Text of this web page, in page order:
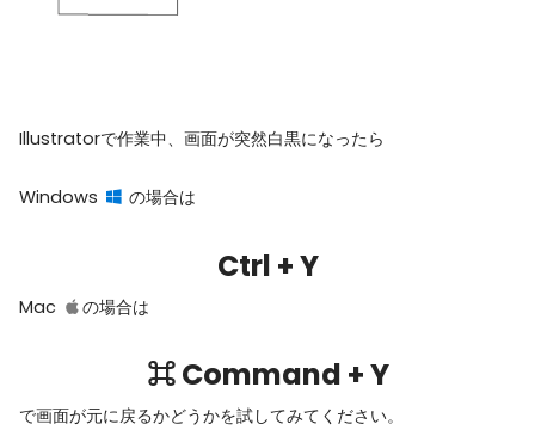
Illustratorで作業中、画面が突然白黒になったら
Windows の場合は
Ctrl + Y
Mac の場合は
⌘ Command + Y
で画面が元に戻るかどうかを試してみてください。